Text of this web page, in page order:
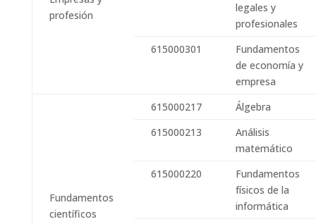
profesión
legales y
profesionales
615000301
Fundamentos
de economía y
empresa
Fundamentos
científicos
615000217
Álgebra
615000213
Análisis
matemático
615000220
Fundamentos
físicos de la
informática